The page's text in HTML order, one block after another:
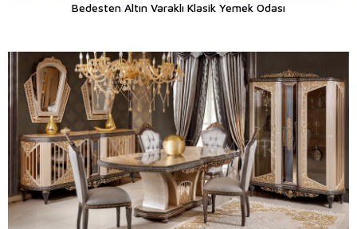
Bedesten Altın Varaklı Klasik Yemek Odası